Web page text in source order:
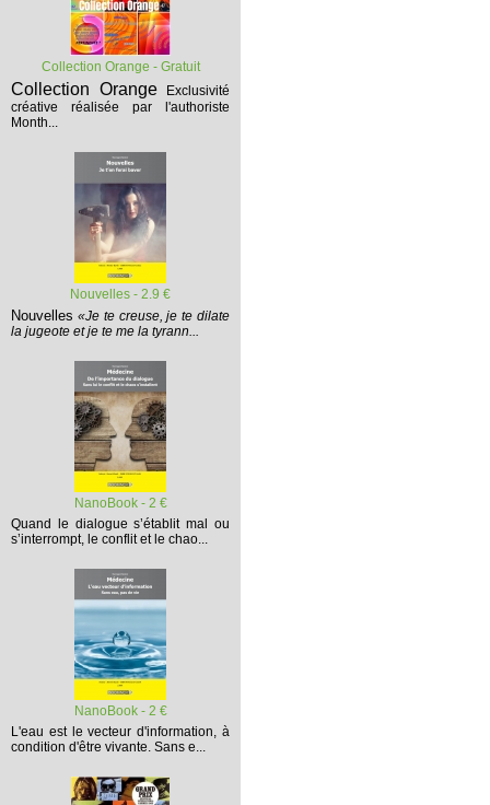
Collection Orange - Gratuit
Collection Orange
Exclusivité
créative réalisée par l'authoriste
Month...
Nouvelles - 2.9 €
Nouvelles «Je te creuse, je te dilate
la jugeote et je te me la tyrann...
NanoBook - 2 €
Quand le dialogue s’établit mal ou
s’interrompt, le conflit et le chao...
NanoBook - 2 €
L'eau est le vecteur d'information, à
condition d'être vivante. Sans e...